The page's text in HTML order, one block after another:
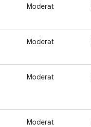
Moderat
Moderat
Moderat
Moderat